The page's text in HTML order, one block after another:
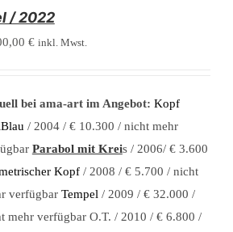
/ 2022
€ inkl. Mwst.
bei ama-art im Angebot: Kopf
/ 2004 / € 10.300 / nicht mehr
Parabol mit Kreis / 2006/ € 3.600
Kopf/ 2008 / € 5.700 / nicht
verfügbar Tempel / 2009 / € 32.000 /
mehr verfügbar O.T. / 2010 / € 6.800 /